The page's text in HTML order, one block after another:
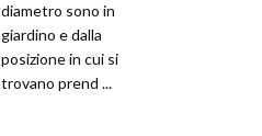
diametro sono in
giardino e dalla
posizione in cui si
trovano prend ...